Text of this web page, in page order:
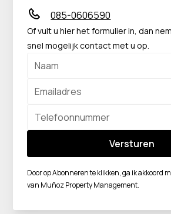
085-0606590
Of vult u hier het formulier in, dan
snel mogelijk contact met u op.
Door op Abonneren te klikken, ga ik akkoord
van Muñoz Property Management.